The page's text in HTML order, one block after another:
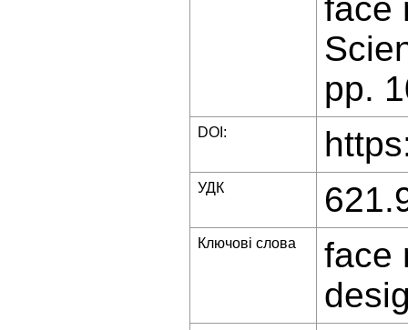
face
pp.
DOI:
УДК
Ключові слова
face